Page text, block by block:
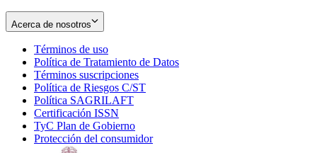
Acerca de nosotros
Términos de uso
in
new
window
Política de Tratamiento de Datos
Términos suscripciones
in
Política de Riesgos C/ST
Política SAGRILAFT
new
window
Certificación ISSN
in
new
TyC Plan de Gobierno
in
Protección del consumidorOpens